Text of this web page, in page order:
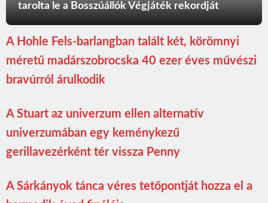
tarolta le a Bosszúállók Végjáték rekordját
A Hohle Fels-barlangban talált két, körömnyi
méretű madárszobrocska 40 ezer éves művészi
bravúrról árulkodik
A Stuart az univerzum ellen alternatív
univerzumában egy keménykezű
gerillavezérként tér vissza Penny
A Sárkányok tánca véres tetőpontját hozza el a